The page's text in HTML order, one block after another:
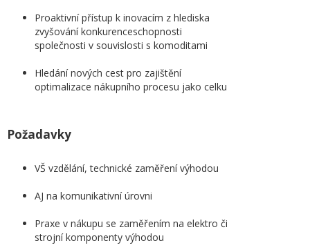
Proaktivní přístup k inovacím z hlediska
zvyšování konkurenceschopnosti
společnosti v souvislosti s komoditami
Hledání nových cest pro zajištění
optimalizace nákupního procesu jako celku
Požadavky
VŠ vzdělání, technické zaměření výhodou
AJ na komunikativní úrovni
Praxe v nákupu se zaměřením na elektro či
strojní komponenty výhodou